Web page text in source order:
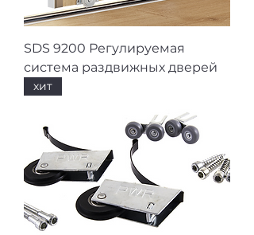
SDS 9200 Регулируемая
система раздвижных дверей
хит